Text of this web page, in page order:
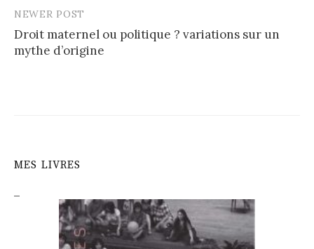
NEWER POST
Droit maternel ou politique ? variations sur un
mythe d’origine
MES LIVRES